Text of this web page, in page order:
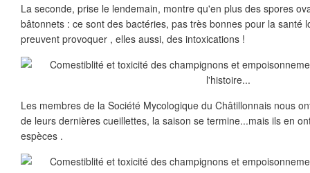
La seconde, prise le lendemain, montre qu'en plus des spores
bâtonnets : ce sont des bactéries, pas très bonnes pour la santé
preuvent provoquer , elles aussi, des intoxications !
Les membres de la Société Mycologique du Châtillonnais nous
de leurs dernières cueillettes, la saison se termine...mais ils en
espèces .